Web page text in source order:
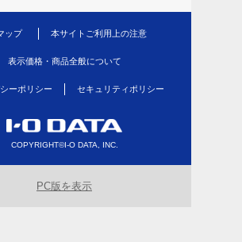
ップ 本サイトご利用上の注意
表示価格・商品全般について
ーポリシー セキュリティポリシー
COPYRIGHT©I-O DATA, INC.
PC版を表示